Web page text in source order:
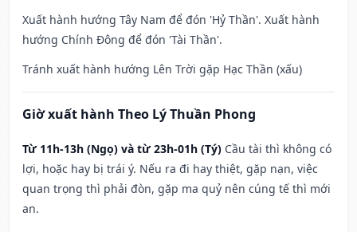
Xuất hành hướng Tây Nam để đón 'Hỷ Thần'. Xuất hành
hướng Chính Đông để đón 'Tài Thần'.
Tránh xuất hành hướng Lên Trời gặp Hạc Thần (xấu)
Giờ xuất hành Theo Lý Thuần Phong
Từ 11h-13h (Ngọ) và từ 23h-01h (Tý) Cầu tài thì không có
lợi, hoặc hay bị trái ý. Nếu ra đi hay thiệt, gặp nạn, việc
quan trọng thì phải đòn, gặp ma quỷ nên cúng tế thì mới
an.